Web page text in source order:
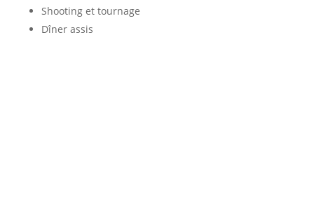
Shooting et tournage
Dîner assis